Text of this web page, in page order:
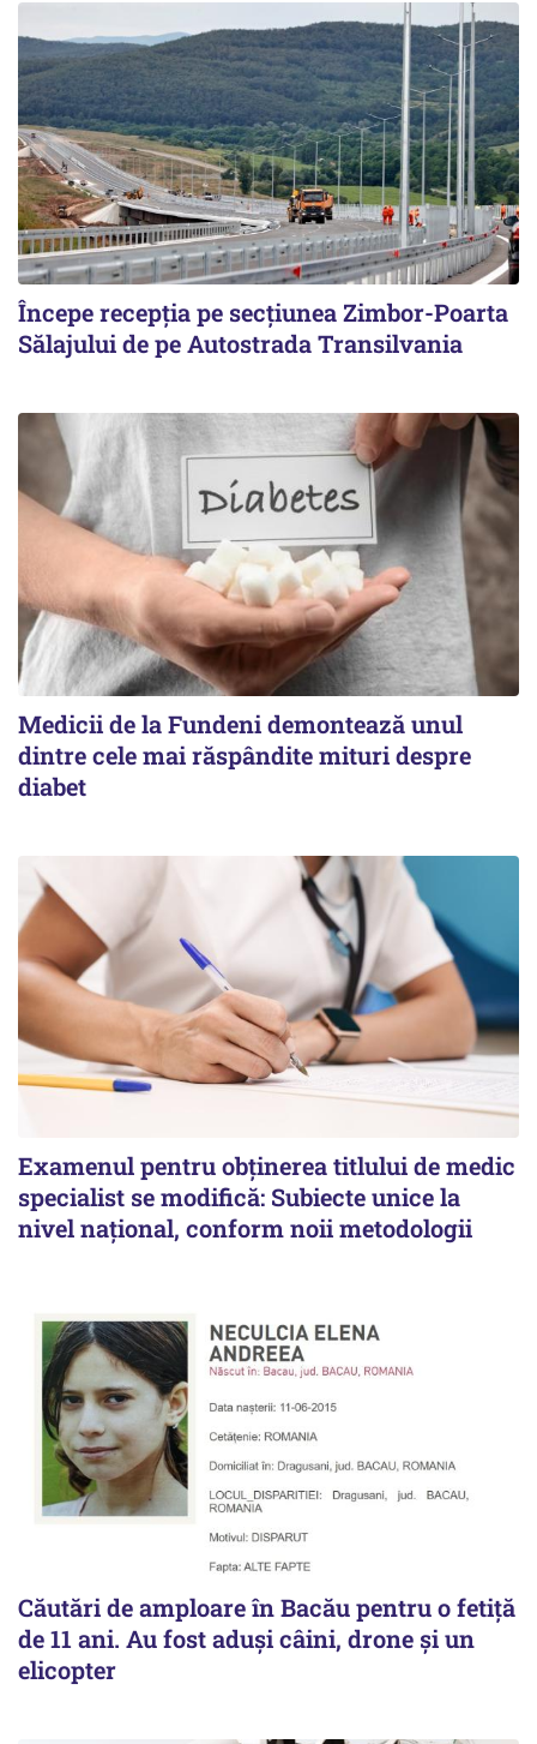
Începe recepţia pe secţiunea Zimbor-Poarta
Sălajului de pe Autostrada Transilvania
Medicii de la Fundeni demontează unul
dintre cele mai răspândite mituri despre
diabet
Examenul pentru obținerea titlului de medic
specialist se modifică: Subiecte unice la
nivel național, conform noii metodologii
Căutări de amploare în Bacău pentru o fetiță
de 11 ani. Au fost aduși câini, drone și un
elicopter